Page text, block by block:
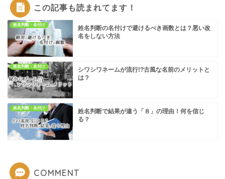
この記事も読まれてます！
姓名判断・名付け
姓名判断の名付けで避けるべき画数とは？悪い改
名をしない方法
姓名判断・名付け
シワシワネームが流行!?古風な名前のメリットと
は？
姓名判断・名付け
姓名判断で結果が違う「８」の理由！何を信じ
る？
COMMENT